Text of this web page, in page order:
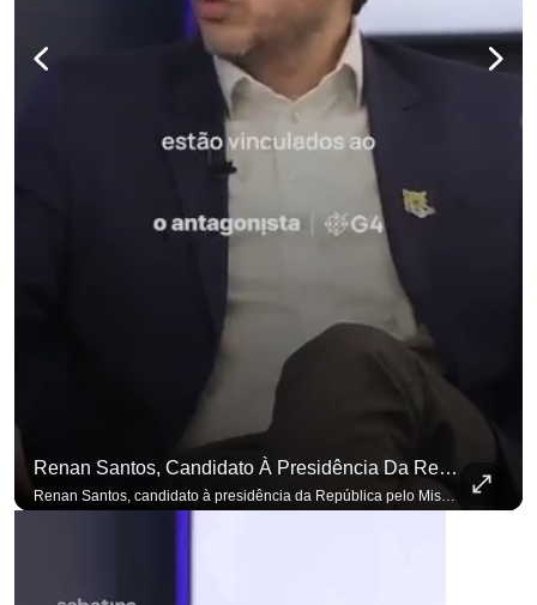
Renan Santos, Candidato À Presidência Da República Pelo Missão, Defende Aplicar Reformas Fiscais
Renan Santos, candidato à presidência da República pelo Missão, defende aplicar reformas fiscais impopulares para conter aumento incontrolado dos gastos e dívida pública, garantindo que essas medidas afetarão positivamente o ambiente econômico no Brasil. Se você busca informação com credibilidade, inscreva-se agora e ative o
para não perder nenhuma atualização! Ouça O Antagonista nos principais